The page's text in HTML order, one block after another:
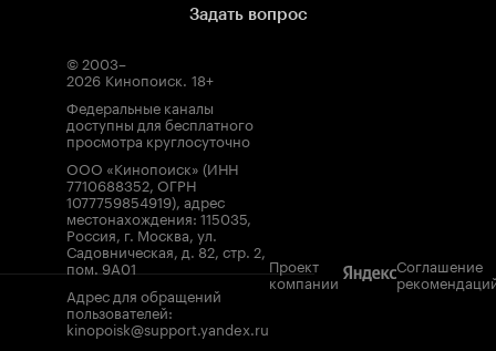
Задать вопрос
© 2003–
2026 Кинопоиск. 18+
Федеральные каналы
доступны для бесплатного
просмотра круглосуточно
ООО «Кинопоиск» (ИНН
7710688352, ОГРН
1077759854919), адрес
местонахождения: 115035,
Россия, г. Москва, ул.
Садовническая, д. 82, стр. 2,
пом. 9А01
Адрес для обращений
пользователей:
kinopoisk@support.yandex.ru
Проект
компании
Соглашение